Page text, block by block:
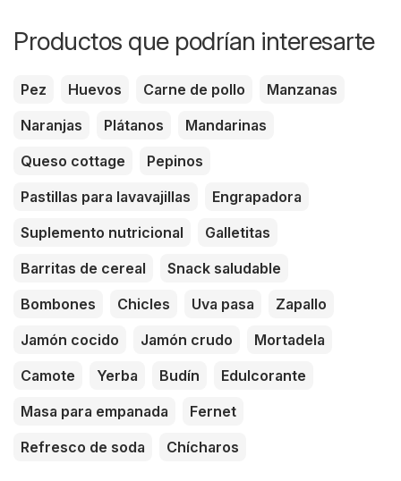
Productos que podrían interesarte
Pez Huevos Carne de pollo
Manzanas
Naranjas
Plátanos
Mandarinas
Queso cottage
Pepinos
Pastillas para lavavajillas
Engrapadora
Suplemento nutricional
Galletitas
Barritas de cereal
Snack saludable
Bombones
Chicles Uva pasa
Zapallo
Jamón cocido
Jamón crudo
Mortadela
Camote
Yerba Budín
Edulcorante
Masa para empanada
Fernet
Refresco de soda
Chícharos